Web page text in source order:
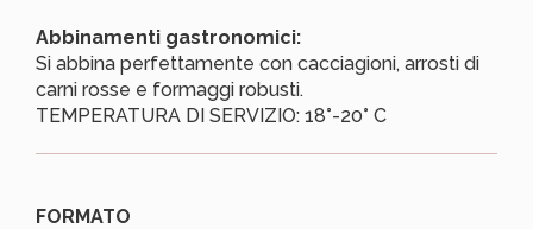
Abbinamenti gastronomici:
Si abbina perfettamente con cacciagioni, arrosti di
carni rosse e formaggi robusti.
TEMPERATURA DI SERVIZIO: 18°-20° C
FORMATO